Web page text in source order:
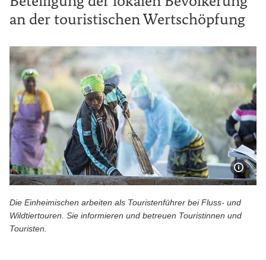
an der touristischen Wertschöpfung
Die Einheimischen arbeiten als Touristenführer bei Fluss- und
Wildtiertouren. Sie informieren und betreuen Touristinnen und
Touristen.